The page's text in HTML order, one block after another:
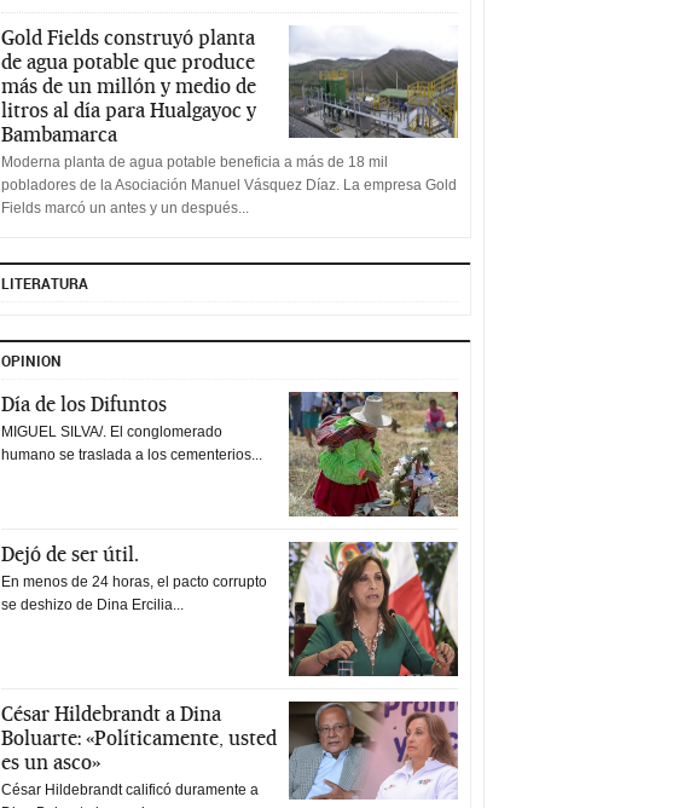
Gold Fields construyó planta
de agua potable que produce
más de un millón y medio de
litros al día para Hualgayoc y
Bambamarca
Moderna planta de agua potable beneficia a más de 18 mil
pobladores de la Asociación Manuel Vásquez Díaz. La empresa Gold
Fields marcó un antes y un después...
LITERATURA
OPINION
Día de los Difuntos
MIGUEL SILVA/. El conglomerado
humano se traslada a los cementerios...
Dejó de ser útil.
En menos de 24 horas, el pacto corrupto
se deshizo de Dina Ercilia...
César Hildebrandt a Dina
Boluarte: «Políticamente, usted
es un asco»
César Hildebrandt calificó duramente a